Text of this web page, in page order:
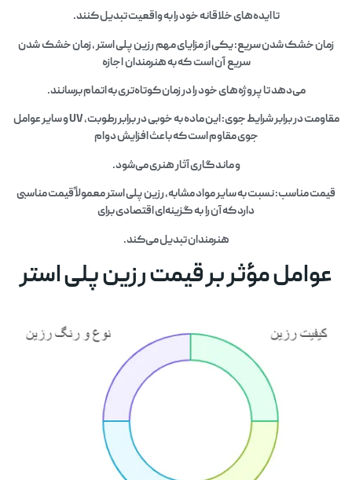
تا ایده‌های خلاقانه خود را به واقعیت تبدیل کنند.
زمان خشک شدن سریع: یکی از مزایای مهم رزین پلی استر ، زمان خشک شدن
سریع آن است که به هنرمندان اجازه
می‌دهد تا پروژه‌های خود را در زمان کوتاه‌تری به اتمام برسانند.
مقاومت در برابر شرایط جوی: این ماده به خوبی در برابر رطوبت، UV و سایر عوامل
جوی مقاوم است که باعث افزایش دوام
و ماندگاری آثار هنری می‌شود.
قیمت مناسب: نسبت به سایر مواد مشابه، رزین پلی استر معمولاً قیمت مناسبی
دارد که آن را به گزینه‌ای اقتصادی برای
هنرمندان تبدیل می‌کند.
عوامل مؤثر بر قیمت رزین پلی استر